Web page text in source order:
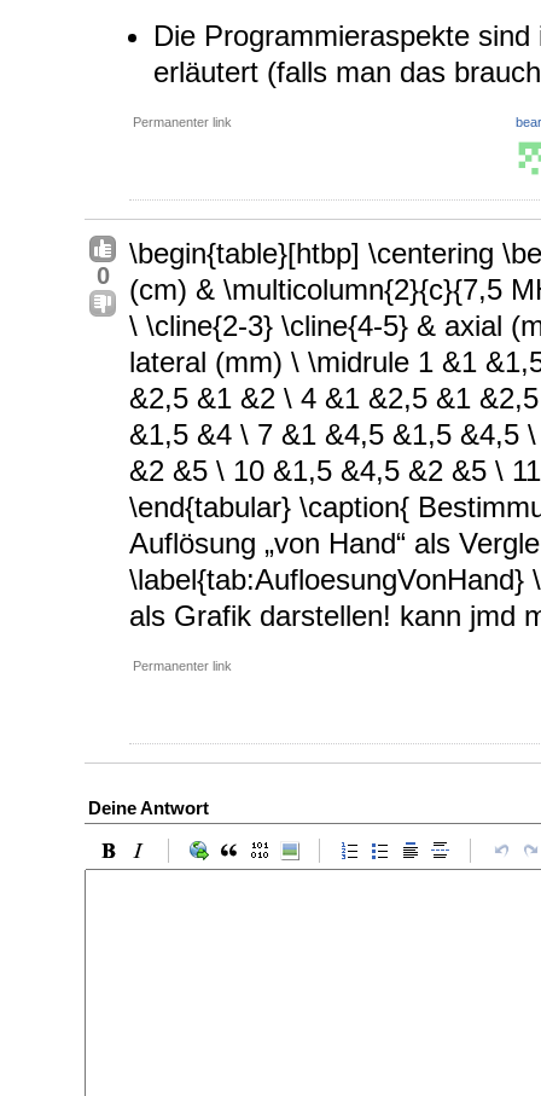
Die Programmieraspekte
erläutert (falls man das
Permanenter link
0
\begin{table}[htbp] \centering
(cm) & \multicolumn{2}{c}{7,5
\ \cline{2-3} \cline{4-5} & axial
lateral (mm) \ \midrule 1 &1
&2,5 &1 &2 \ 4 &1 &2,5 &1
&1,5 &4 \ 7 &1 &4,5 &1,5 &4,5
&2 &5 \ 10 &1,5 &4,5 &2 &5 \
\end{tabular} \caption{
Auflösung „von Hand“ als
\label{tab:AufloesungVonHand}
als Grafik darstellen! kann jmd
Permanenter link
Deine Antwort